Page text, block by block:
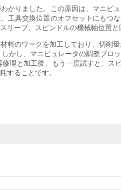
かりました。この原因は、マニ
工具交換位置のオフセットにも
リーブ、スピンドルの機械軸位置
料のワークを加工しており、切削
かし、マニピュレータの調整ブ
理と加工後、もう一度試すと、
することです。